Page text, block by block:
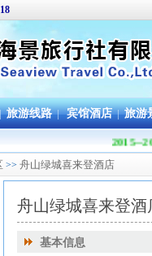
| 旅游线路 | 宾馆酒店 | 旅游
2015--
>> 舟山绿城喜来登酒店
舟山绿城喜来登酒
基本信息